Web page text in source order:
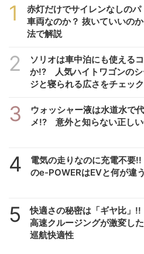
1
赤灯だけでサイレンなしの
車両なのか？ 抜いていいの
法で解説
2
ソリオは車中泊にも使える
か!? 人気ハイトワゴンのシ
ジと寝られる広さをチェッ
3
ウォッシャー液は水道水で
メ!? 意外と知らない正し
4
電気の走りなのに充電不要
のe-POWERはEVと何が違
5
快適さの秘密は「ギヤ比」
高速クルージングが激変し
巡航快適性